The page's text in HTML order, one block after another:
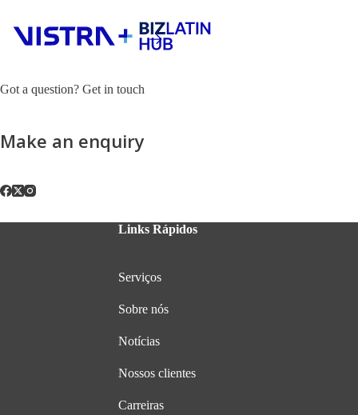
Got a question? Get in touch
Make an enquiry
Links Rápidos
Serviços
Sobre nós
Notícias
Nossos clientes
Carreiras